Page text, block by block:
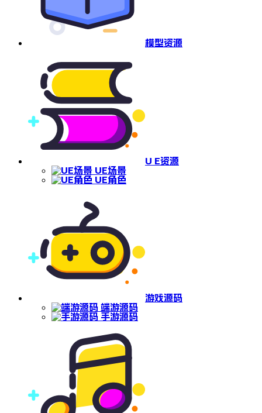
模型资源
U E资源
UE场景
UE角色
游戏源码
端游源码
手游源码